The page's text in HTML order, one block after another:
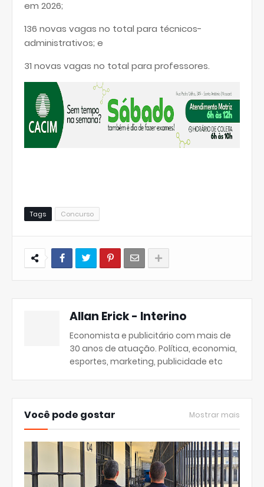
em 2026;
136 novas vagas no total para técnicos-
administrativos; e
31 novas vagas no total para professores.
Tags Concurso
Allan Erick - Interino
Economista e publicitário com mais de
30 anos de atuação. Política, economia,
esportes, marketing, publicidade etc
Você pode gostar Mostrar mais